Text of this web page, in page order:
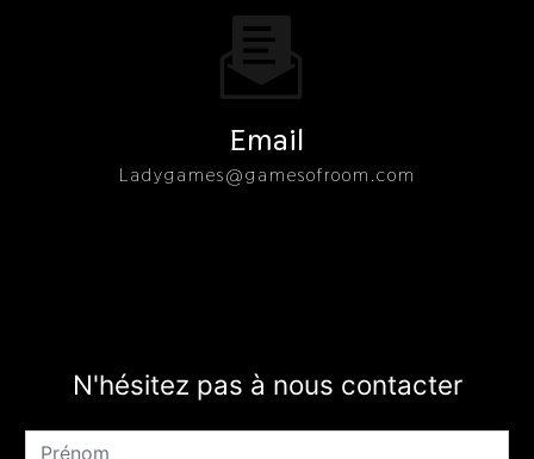
Email
ladygames@gamesofroom.com
N'hésitez pas à nous contacter